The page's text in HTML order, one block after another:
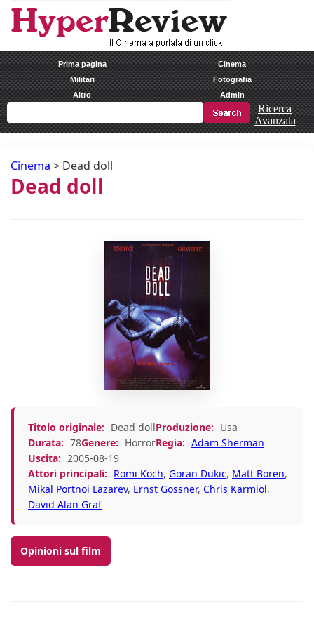
Prima pagina
Cinema
Militari
Fotografia
Altro
Admin
Ricerca
Avanzata
Cinema > Dead doll
Dead doll
Titolo originale: Dead dollProduzione: Usa
Durata: 78Genere: HorrorRegia: Adam Sherman
Uscita: 2005-08-19
Attori principali: Romi Koch, Goran Dukic, Matt Boren,
Mikal Portnoi Lazarev, Ernst Gossner, Chris Karmiol,
David Alan Graf
Opinioni sul film